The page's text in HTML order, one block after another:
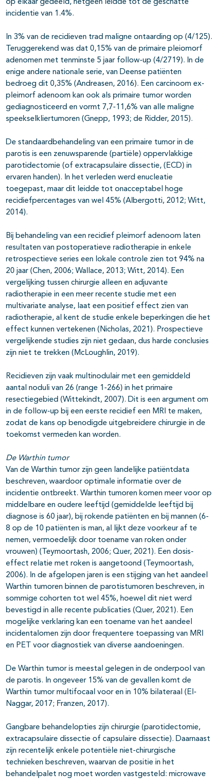
op elkaar gedeeld, hetgeen leidde tot de geschatte
incidentie van 1.4%.
In 3% van de recidieven trad maligne ontaarding op (4/125).
Teruggerekend was dat 0,15% van de primaire pleiomorf
adenomen met tenminste 5 jaar follow-up (4/2719). In de
enige andere nationale serie, van Deense patiënten
bedroeg dit 0,35% (Andreasen, 2016). Een carcinoom ex-
pleimorf adenoom kan ook als primaire tumor worden
gediagnosticeerd en vormt 7,7-11,6% van alle maligne
speekselkliertumoren (Gnepp, 1993; de Ridder, 2015).
De standaardbehandeling van een primaire tumor in de
parotis is een zenuwsparende (partiële) oppervlakkige
parotidectomie (of extracapsulaire dissectie, (ECD) in
ervaren handen). In het verleden werd enucleatie
toegepast, maar dit leidde tot onacceptabel hoge
recidiefpercentages van wel 45% (Albergotti, 2012; Witt,
2014).
Bij behandeling van een recidief pleimorf adenoom laten
resultaten van postoperatieve radiotherapie in enkele
retrospectieve series een lokale controle zien tot 94% na
20 jaar (Chen, 2006; Wallace, 2013; Witt, 2014). Een
vergelijking tussen chirurgie alleen en adjuvante
radiotherapie in een meer recente studie met een
multivariate analyse, laat een positief effect zien van
radiotherapie, al kent de studie enkele beperkingen die het
effect kunnen vertekenen (Nicholas, 2021). Prospectieve
vergelijkende studies zijn niet gedaan, dus harde conclusies
zijn niet te trekken (McLoughlin, 2019).
Recidieven zijn vaak multinodulair met een gemiddeld
aantal noduli van 26 (range 1-266) in het primaire
resectiegebied (Wittekindt, 2007). Dit is een argument om
in de follow-up bij een eerste recidief een MRI te maken,
zodat de kans op benodigde uitgebreidere chirurgie in de
toekomst vermeden kan worden.
De Warthin tumor
Van de Warthin tumor zijn geen landelijke patiëntdata
beschreven, waardoor optimale informatie over de
incidentie ontbreekt. Warthin tumoren komen meer voor op
middelbare en oudere leeftijd (gemiddelde leeftijd bij
diagnose is 60 jaar), bij rokende patiënten en bij mannen (6-
8 op de 10 patiënten is man, al lijkt deze voorkeur af te
nemen, vermoedelijk door toename van roken onder
vrouwen) (Teymoortash, 2006; Quer, 2021). Een dosis-
effect relatie met roken is aangetoond (Teymoortash,
2006). In de afgelopen jaren is een stijging van het aandeel
Warthin tumoren binnen de parotistumoren beschreven, in
sommige cohorten tot wel 45%, hoewel dit niet werd
bevestigd in alle recente publicaties (Quer, 2021). Een
mogelijke verklaring kan een toename van het aandeel
incidentalomen zijn door frequentere toepassing van MRI
en PET voor diagnostiek van diverse aandoeningen.
De Warthin tumor is meestal gelegen in de onderpool van
de parotis. In ongeveer 15% van de gevallen komt de
Warthin tumor multifocaal voor en in 10% bilateraal (El-
Naggar, 2017; Franzen, 2017).
Gangbare behandelopties zijn chirurgie (parotidectomie,
extracapsulaire dissectie of capsulaire dissectie). Daarnaast
zijn recentelijk enkele potentiële niet-chirurgische
technieken beschreven, waarvan de positie in het
behandelpalet nog moet worden vastgesteld: microwave